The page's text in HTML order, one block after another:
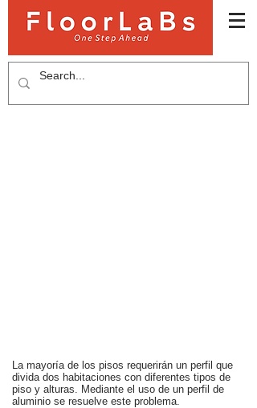
La mayoría de los pisos requerirán un perfil que
divida dos habitaciones con diferentes tipos de
piso y alturas. Mediante el uso de un perfil de
aluminio se resuelve este problema.